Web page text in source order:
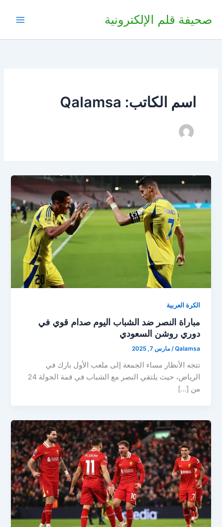
صحيفة قلم الإلكترونية
اسم الكاتب: Qalamsa
الكرة العربية
مباراة النصر ضد الشباب اليوم صدام قوي في
دوري روشن السعودي
Qalamsa
/مارس 7, 2025
تتجه الأنظار مساء الجمعة إلى ملعب الأول بارك في
الرياض، حيث يلتقي النصر مع الشباب في قمة الجولة 24
من […]